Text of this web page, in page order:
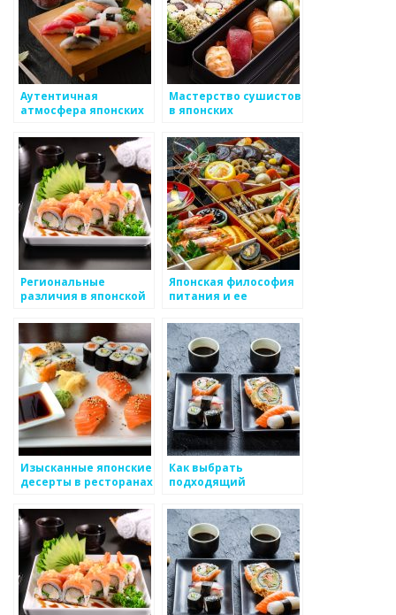
Аутентичная
атмосфера японских
Мастерство сушистов
в японских
Региональные
различия в японской
представленной в
ресторанах
Японская философия
питания и ее
ресторанах
Изысканные японские
десерты в ресторанах
Как выбрать
подходящий